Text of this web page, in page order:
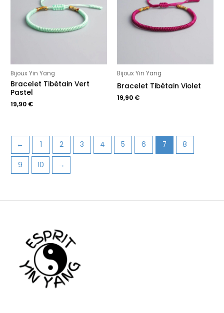
Bijoux Yin Yang
Bracelet Tibétain Vert
Pastel
19,90 €
Bijoux Yin Yang
Bracelet Tibétain Violet
19,90 €
← 1 2 3 4 5 6 7 8
9 10 →